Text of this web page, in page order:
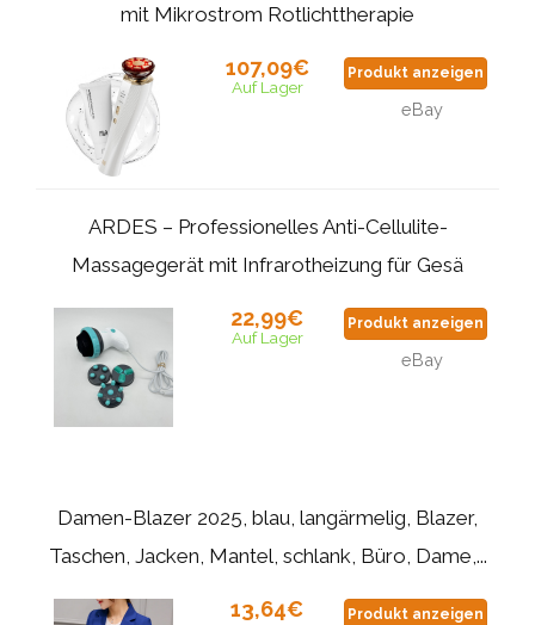
mit Mikrostrom Rotlichttherapie
107,09€
Auf Lager
Produkt anzeigen
eBay
ARDES – Professionelles Anti-Cellulite-
Massagegerät mit Infrarotheizung für Gesä
22,99€
Auf Lager
Produkt anzeigen
eBay
Damen-Blazer 2025, blau, langärmelig, Blazer,
Taschen, Jacken, Mantel, schlank, Büro, Dame,...
13,64€ Produkt anzeigen